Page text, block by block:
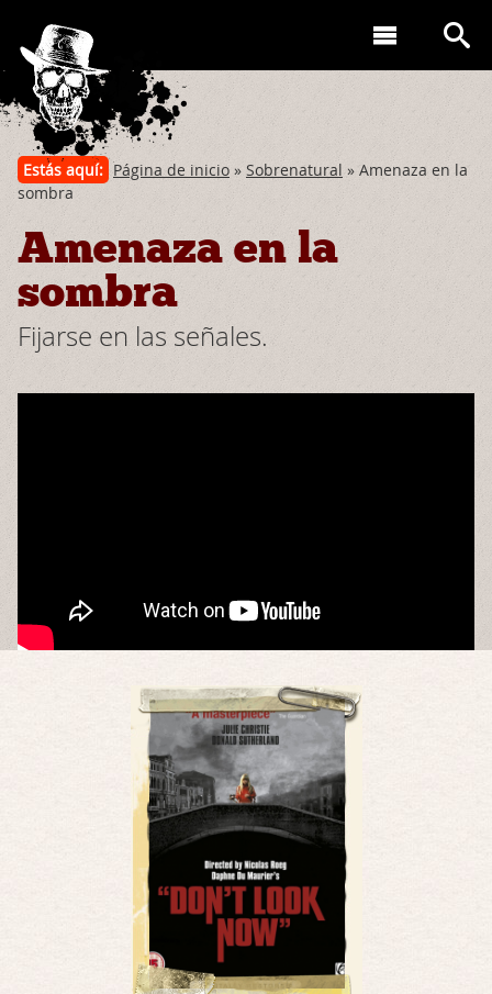
Estás aquí: Página de inicio » Sobrenatural » Amenaza en la
sombra
Amenaza en la
sombra
Fijarse en las señales.